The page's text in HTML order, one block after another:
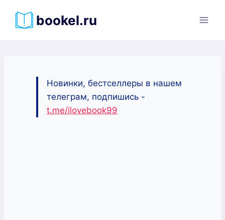
bookel.ru
Новинки, бестселлеры в нашем
телеграм, подпишись -
t.me/ilovebook99